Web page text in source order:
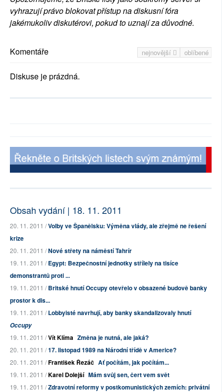
vyhrazují právo blokovat přístup na diskusní fóra
jakémukoliv diskutérovi, pokud to uznají za důvodné.
nejnovější oblíbené
Komentáře
Diskuse je prázdná.
Obsah vydání | 18. 11. 2011
20. 11. 2011 /Volby ve Španělsku: Výměna vlády, ale zřejmě ne řešení
krize
20. 11. 2011 /Nové střety na náměstí Tahrír
19. 11. 2011 /Egypt: Bezpečnostní jednotky střílely na tisíce
demonstrantů proti ...
19. 11. 2011 /Britské hnutí Occupy otevřelo v obsazené budově banky
prostor k dis...
19. 11. 2011 /Lobbyisté navrhují, aby banky skandalizovaly hnutí
Occupy
19. 11. 2011 /Vít Klíma Změna je nutná, ale jaká?
20. 11. 2011 /17. listopad 1989 na Národní třídě v Americe?
20. 11. 2011 /František Řezáč Ať počítám, jak počítám...
19. 11. 2011 /Karel Dolejší Mám svůj sen, čert vem svět
19. 11. 2011 /Zdravotní reformy v postkomunistických zemích: privátní